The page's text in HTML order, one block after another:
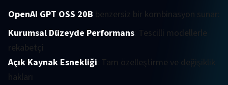
OpenAI GPT OSS 20B benzersiz bir kombinasyon sunar:
Kurumsal Düzeyde Performans: Tescilli modellerle
rekabetçi
Açık Kaynak Esnekliği: Tam özelleştirme ve değişiklik
hakları